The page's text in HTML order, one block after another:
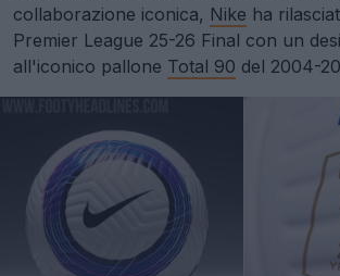
collaborazione iconica, Nike ha
Premier League 25-26 Final con un
all'iconico pallone Total 90 del 2004-